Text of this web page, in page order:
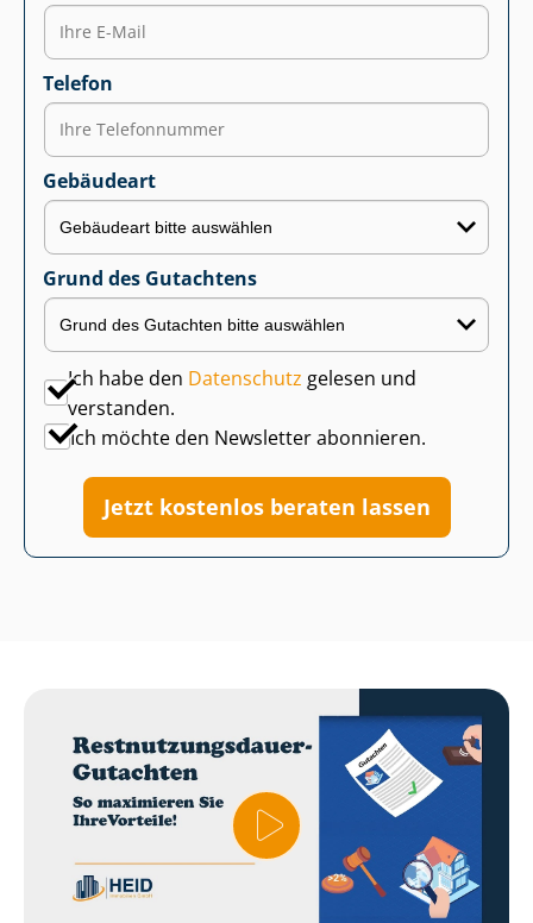
Telefon
Gebäudeart
Grund des Gutachtens
Ich habe den Datenschutz gelesen und
verstanden.
Ich möchte den Newsletter abonnieren.
Jetzt kostenlos beraten lassen